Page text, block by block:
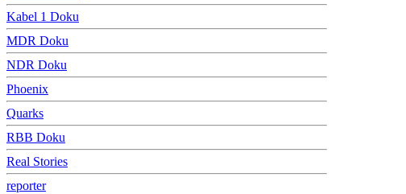
Kabel 1 Doku
MDR Doku
NDR Doku
Phoenix
Quarks
RBB Doku
Real Stories
reporter